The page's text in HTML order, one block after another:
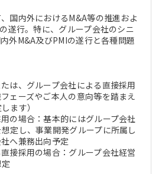
国内外におけるM&A等の推進およ
遂行。特に、グループ会社のシニ
外M&A及びPMIの遂行と各種問題
は、グループ会社による直接採用
フェーズやご本人の意向等を踏まえ
ます）
の場合：基本的にはグループ会社
定し、事業開発グループに所属し
へ兼務出向予定
接採用の場合：グループ会社経営